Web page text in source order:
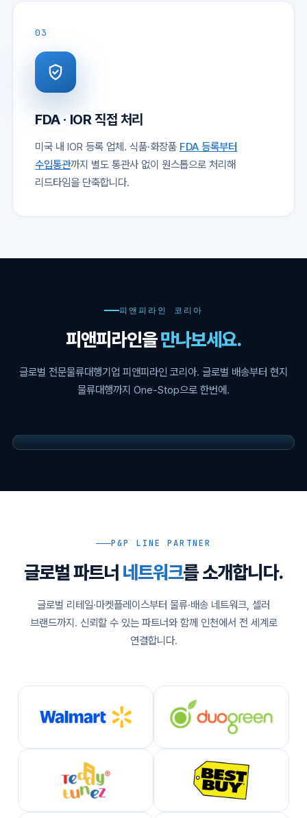
03
FDA · IOR 직접 처리
미국 내 IOR 등록 업체. 식품·화장품 FDA 등록부터
수입통관까지 별도 통관사 없이 원스톱으로 처리해
리드타임을 단축합니다.
피앤피라인 코리아
피앤피라인을만나보세요.
글로벌 전문물류대행기업 피앤피라인 코리아. 글로벌 배송부터 현지
물류대행까지 One-Stop으로 한번에.
P&P LINE PARTNER
글로벌 파트너 네트워크를 소개합니다.
글로벌 리테일·마켓플레이스부터 물류·배송 네트워크, 셀러
브랜드까지. 신뢰할 수 있는 파트너와 함께 인천에서 전 세계로
연결합니다.